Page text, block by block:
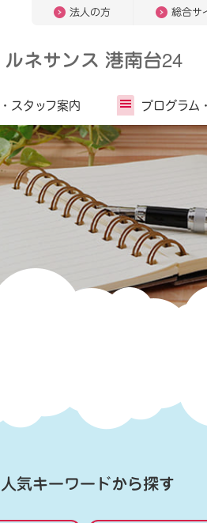
法人の方 総合サ
ネサンス 港南台24
スタッフ案内 プログラム・
人気キーワードから探す